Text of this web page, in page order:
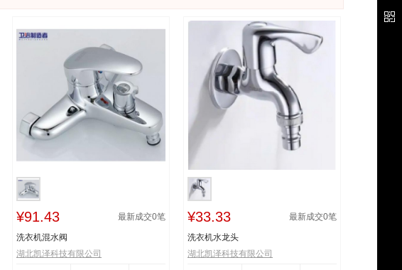
¥91.43 最新成交0笔
洗衣机混水阀
湖北凯泽科技有限公司
¥33.33 最新成交0笔
洗衣机水龙头
湖北凯泽科技有限公司